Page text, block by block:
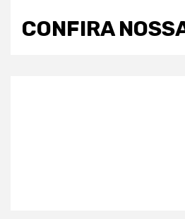
CONFIRA